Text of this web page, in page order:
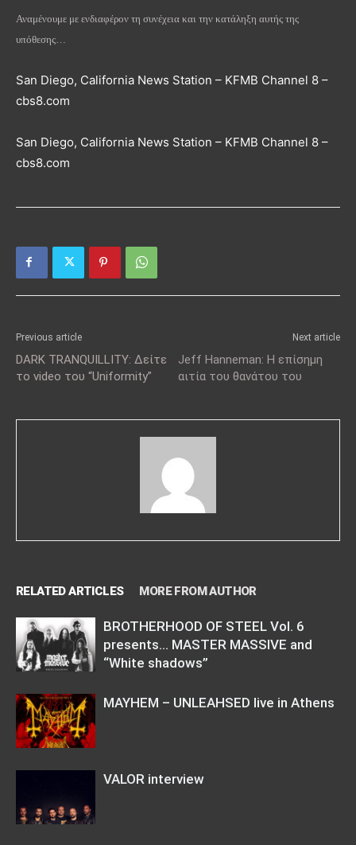
Αναμένουμε με ενδιαφέρον τη συνέχεια και την κατάληξη αυτής της
υπόθεσης…
San Diego, California News Station – KFMB Channel 8 –
cbs8.com
San Diego, California News Station – KFMB Channel 8 –
cbs8.com
Previous article
DARK TRANQUILLITY: Δείτε
το video του “Uniformity”
Next article
Jeff Hanneman: Η επίσημη
αιτία του θανάτου του
RELATED ARTICLES MORE FROM AUTHOR
BROTHERHOOD OF STEEL Vol. 6
presents… MASTER MASSIVE and
“White shadows”
MAYHEM – UNLEAHSED live in Athens
VALOR interview